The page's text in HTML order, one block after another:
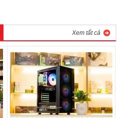
Xem tất cả